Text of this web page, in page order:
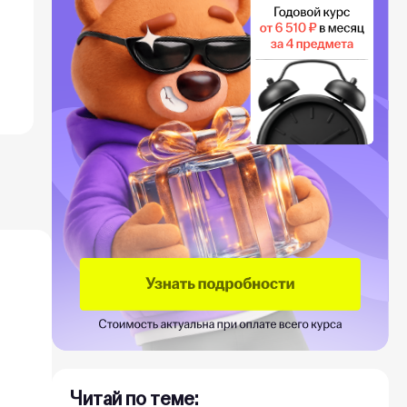
Читай по теме: